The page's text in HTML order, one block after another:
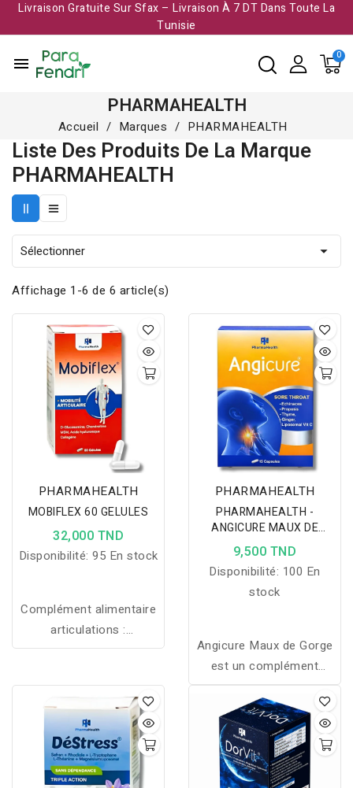
Livraison Gratuite Sur Sfax – Livraison À 7 DT Dans Toute La
Tunisie​
menu
PHARMAHEALTH
Accueil Marques PHARMAHEALTH
Liste Des Produits De La Marque
PHARMAHEALTH
Sélectionner 
Affichage 1-6 de 6 article(s)
PHARMAHEALTH
MOBIFLEX 60 GELULES
32,000 TND
Disponibilité: 95 En stock
Complément alimentaire
articulations :
glucosamine,
hyaluronique et collagène
pour mobilité et confort
articulaire optimal.
PHARMAHEALTH
PHARMAHEALTH -
ANGICURE MAUX DE
GORGE 15 GÉLULES
9,500 TND
Disponibilité: 100 En
stock
Angicure Maux de Gorge
est un complément
naturel qui apaise les
irritations de la gorge et
soutient les défenses
naturelles de l’organisme.